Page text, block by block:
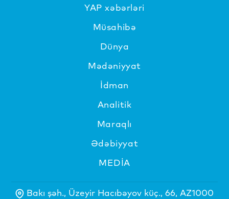
YAP xəbərləri
Müsahibə
Dünya
Mədəniyyat
İdman
Analitik
Maraqlı
Ədəbiyyat
MEDİA
Bakı şəh., Üzeyir Hacıbəyov küç., 66, AZ1000